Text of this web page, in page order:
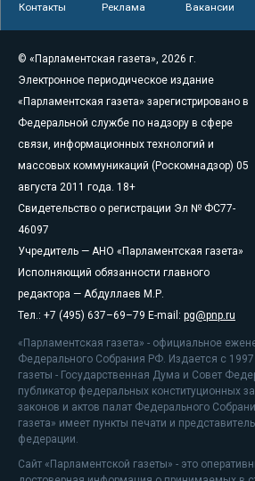
Контакты Реклама Вакансии
© «Парламентская газета», 2026 г.
Электронное периодическое издание
«Парламентская газета» зарегистрировано в
Федеральной службе по надзору в сфере
связи, информационных технологий и
массовых коммуникаций (Роскомнадзор) 05
августа 2011 года. 18+
Свидетельство о регистрации Эл № ФС77-
46097
Учредитель — АНО «Парламентская газета»
Исполняющий обязанности главного
редактора — Абдуллаев М.Р.
Тел.: +7 (495) 637–69–79 E-mail: pg@pnp.ru
«Парламентская газета» - официальное
Федерального Собрания РФ. Издается с
газеты - Государственная Дума и Совет
публикатор федеральных конституционных
законов и актов палат Федерального
газета» имеет пункты печати и
федерации.
Сайт «Парламентской газеты» - это